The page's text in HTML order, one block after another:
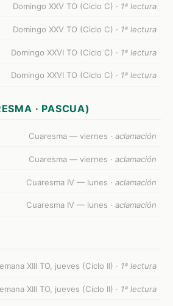
Domingo XXV TO (Ciclo C) · 1ª lectura
Domingo XXV TO (Ciclo C) · 1ª lectura
Domingo XXVI TO (Ciclo C) · 1ª lectura
Domingo XXVI TO (Ciclo C) · 1ª lectura
· PASCUA)
Cuaresma — viernes · aclamación
Cuaresma — viernes · aclamación
Cuaresma IV — lunes · aclamación
Cuaresma IV — lunes · aclamación
XIII TO, jueves (Ciclo II) · 1ª lectura
XIII TO, jueves (Ciclo II) · 1ª lectura